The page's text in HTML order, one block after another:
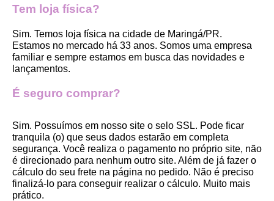
Tem loja física?
Sim. Temos loja física na cidade de Maringá/PR.
Estamos no mercado há 33 anos. Somos uma empresa
familiar e sempre estamos em busca das novidades e
lançamentos.
É seguro comprar?
Sim. Possuímos em nosso site o selo SSL. Pode ficar
tranquila (o) que seus dados estarão em completa
segurança. Você realiza o pagamento no próprio site, não
é direcionado para nenhum outro site. Além de já fazer o
cálculo do seu frete na página no pedido. Não é preciso
finalizá-lo para conseguir realizar o cálculo. Muito mais
prático.